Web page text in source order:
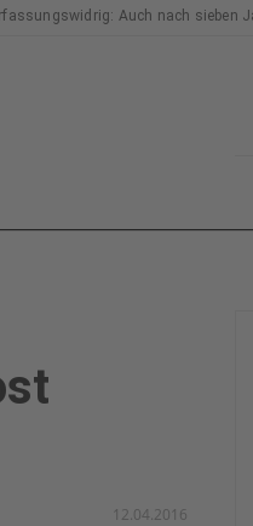
Auch nach sieben
12.04.2016